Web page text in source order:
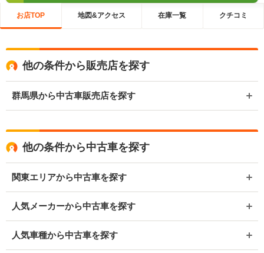
お店TOP 地図&アクセス 在庫一覧 クチコミ
他の条件から販売店を探す
群馬県から中古車販売店を探す
他の条件から中古車を探す
関東エリアから中古車を探す
人気メーカーから中古車を探す
人気車種から中古車を探す